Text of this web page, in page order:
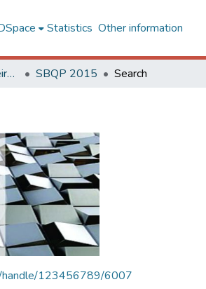
Statistics Other information
SBQP - Simpósio Brasileiro de Qualidade do Projeto no Ambiente Construído SBQP 2015 Search
handle/123456789/6007